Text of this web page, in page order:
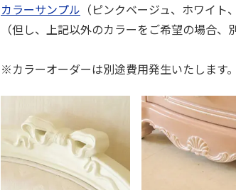
カラーサンプル （ピンクベージュ、ホワイ
（但し、上記以外のカラーをご希望の場合、
※カラーオーダーは別途費用発生いたします。